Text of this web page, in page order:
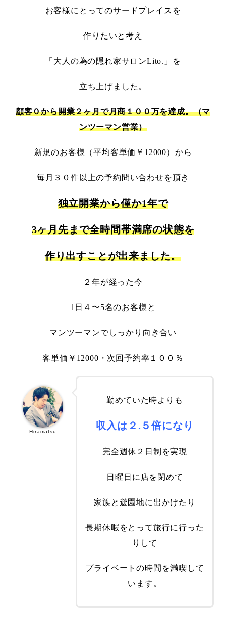
お客様にとってのサードプレイスを
作りたいと考え
「大人の為の隠れ家サロンLito.」 を
立ち上げました。
顧客０から開業２ヶ月で月商１００万を達成。（マ
ンツーマン営業）
新規のお客様（平均客単価￥12000）から
毎月３０件以上の予約問い合わせを頂き
独立開業から僅か1年で
3ヶ月先まで全時間帯満席の状態を
作り出すことが出来ました。
２年が経った今
1日４〜5名のお客様と
マンツーマンでしっかり向き合い
客単価￥12000・次回予約率１００％
勤めていた時よりも
収入は２.５倍になり
完全週休２日制を実現
日曜日に店を閉めて
家族と遊園地に出かけたり
長期休暇をとって旅行に行った
りして
プライベートの時間を満喫して
います。
Hiramatsu